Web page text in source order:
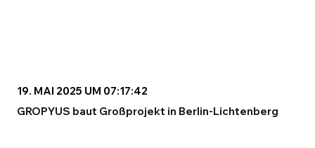
19. MAI 2025 UM 07:17:42
GROPYUS baut Großprojekt in Berlin-Lichtenberg